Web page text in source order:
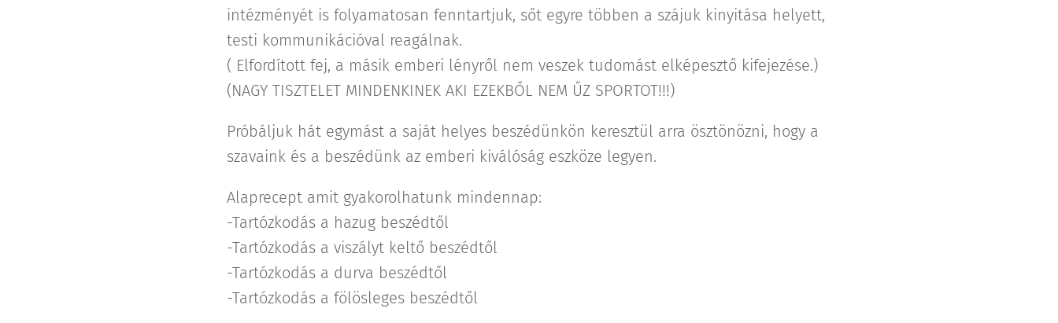
intézményét is folyamatosan fenntartjuk, sőt egyre többen a szájuk kinyitása helyett,
testi kommunikációval reagálnak.
( Elfordított fej, a másik emberi lényről nem veszek tudomást elképesztő kifejezése.)
(NAGY TISZTELET MINDENKINEK AKI EZEKBŐL NEM ŰZ SPORTOT!!!)
Próbáljuk hát egymást a saját helyes beszédünkön keresztül arra ösztönözni, hogy a
szavaink és a beszédünk az emberi kiválóság eszköze legyen.
Alaprecept amit gyakorolhatunk mindennap:
-Tartózkodás a hazug beszédtől
-Tartózkodás a viszályt keltő beszédtől
-Tartózkodás a durva beszédtől
-Tartózkodás a fölösleges beszédtől